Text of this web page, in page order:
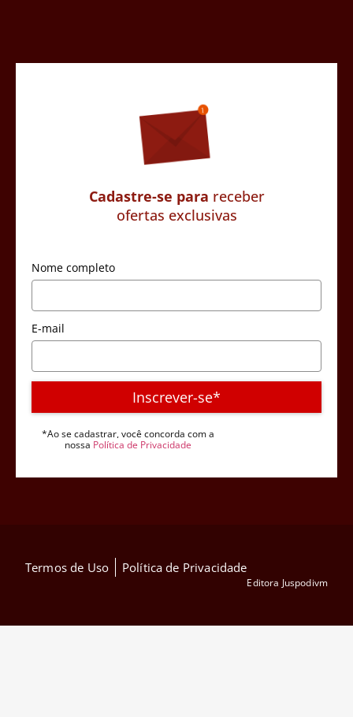
Cadastre-se para receber
ofertas exclusivas
Nome completo
E-mail
Inscrever-se*
*Ao se cadastrar, você concorda com a
nossa Política de Privacidade
Termos de Uso Política de Privacidade
Editora Juspodivm